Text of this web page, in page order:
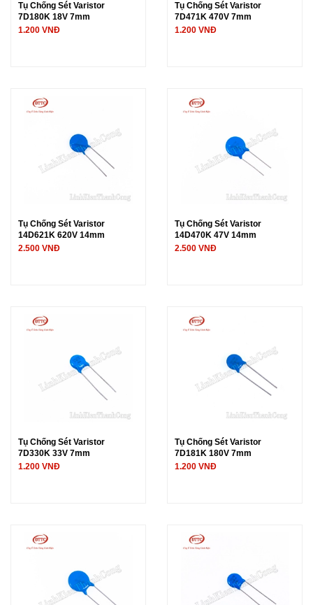
Tụ Chống Sét Varistor
7D180K 18V 7mm
1.200 VNĐ
Tụ Chống Sét Varistor
7D471K 470V 7mm
1.200 VNĐ
Tụ Chống Sét Varistor
14D621K 620V 14mm
2.500 VNĐ
Tụ Chống Sét Varistor
14D470K 47V 14mm
2.500 VNĐ
Tụ Chống Sét Varistor
7D330K 33V 7mm
1.200 VNĐ
Tụ Chống Sét Varistor
7D181K 180V 7mm
1.200 VNĐ